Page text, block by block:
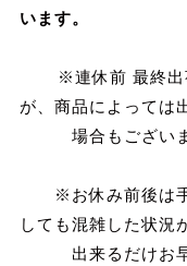
います。
※連休前 最終出荷
が、商品によっては
場合もございま
※お休み前後は手
しても混雑した状況
出来るだけお早